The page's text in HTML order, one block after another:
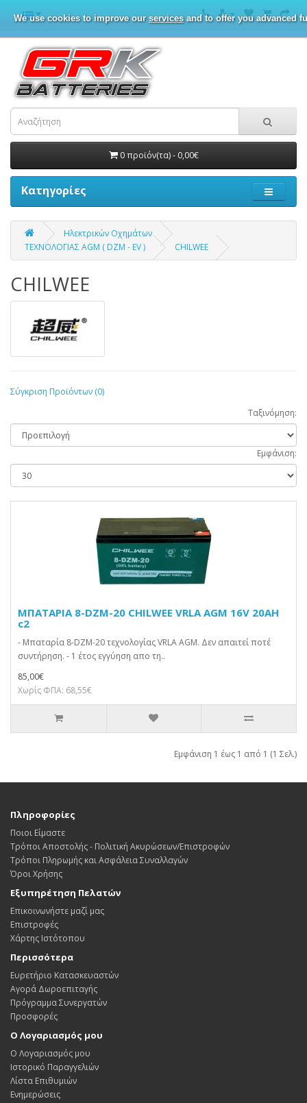
We use cookies to improve our servicesand to offer you advanced
0 προϊόν(τα) - 0,00€
Κατηγορίες
Ηλεκτρικών Οχημάτων
ΤΕΧΝΟΛΟΓΙΑΣ AGM ( DZM - EV )
CHILWEE
CHILWEE
Σύγκριση Προϊόντων (0)
Ταξινόμηση:
Εμφάνιση:
ΜΠΑΤΑΡΙΑ 8-DZM-20 CHILWEE VRLA AGM 16V 20AH
c2
- Μπαταρία 8-DZM-20 τεχνολογίας VRLA AGM. Δεν απαιτεί ποτέ
συντήρηση. - 1 έτος εγγύηση απο τη..
85,00€
Χωρίς ΦΠΑ: 68,55€
Εμφάνιση 1 έως 1 από 1 (1 Σελ.)
Πληροφορίες
Ποιοι Είμαστε
Τρόποι Αποστολής - Πολιτική Ακυρώσεων/Επιστροφών
Τρόποι Πληρωμής και Ασφάλεια Συναλλαγών
Όροι Χρήσης
Εξυπηρέτηση Πελατών
Επικοινωνήστε μαζί μας
Επιστροφές
Χάρτης Ιστότοπου
Περισσότερα
Ευρετήριο Κατασκευαστών
Αγορά Δωροεπιταγής
Πρόγραμμα Συνεργατών
Προσφορές
Ο Λογαριασμός μου
Ο Λογαριασμός μου
Ιστορικό Παραγγελιών
Λίστα Επιθυμιών
Ενημερώσεις